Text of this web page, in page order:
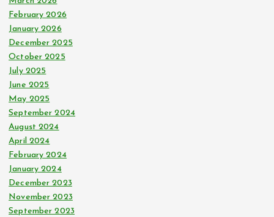
February 2026
January 2026
December 2025
October 2025
July 2025
June 2025
May 2025
September 2024
August 2024
April 2024
February 2024
January 2024
December 2023
November 2023
September 2023